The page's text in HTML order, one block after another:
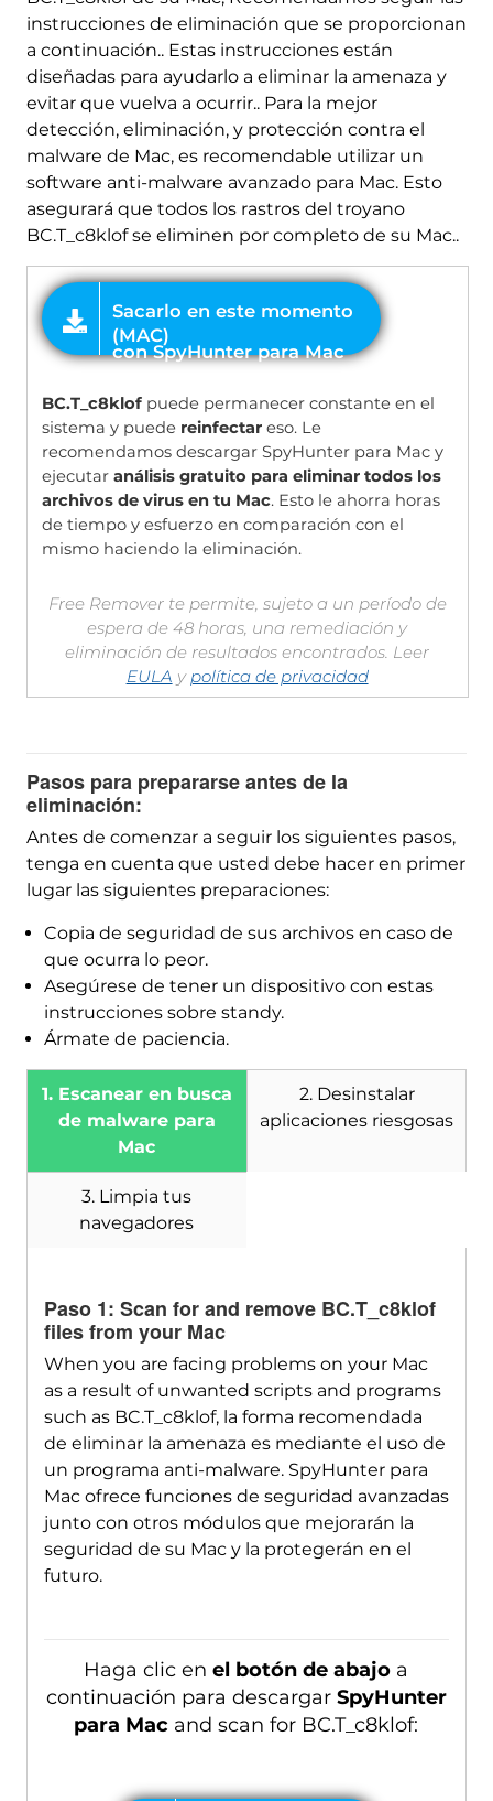
instrucciones de eliminación que se proporcionan
a continuación.. Estas instrucciones están
diseñadas para ayudarlo a eliminar la amenaza y
evitar que vuelva a ocurrir.. Para la mejor
detección, eliminación, y protección contra el
malware de Mac, es recomendable utilizar un
software anti-malware avanzado para Mac. Esto
asegurará que todos los rastros del troyano
BC.T_c8klof se eliminen por completo de su Mac..
con SpyHunter para Mac
BC.T_c8klofpuede permanecer constante en el
sistema y puede reinfectareso. Le
recomendamos descargar SpyHunter para Mac y
ejecutar análisis gratuito para eliminar todos los
archivos de virus en tu Mac. Esto le ahorra horas
de tiempo y esfuerzo en comparación con el
mismo haciendo la eliminación.
Free Remover te permite, sujeto a un período de
espera de 48 horas, una remediación y
eliminación de resultados encontrados. Leer
EULA ypolítica de privacidad
Pasos para prepararse antes de la
eliminación:
Antes de comenzar a seguir los siguientes pasos,
tenga en cuenta que usted debe hacer en primer
lugar las siguientes preparaciones:
Copia de seguridad de sus archivos en caso de
que ocurra lo peor.
Asegúrese de tener un dispositivo con estas
instrucciones sobre standy.
Ármate de paciencia.
1. Escanear en busca
de malware para
Mac
2. Desinstalar
aplicaciones riesgosas
3. Limpia tus
navegadores
Paso 1: Scan for and remove BC.T_c8klof
files from your Mac
When you are facing problems on your Mac
as a result of unwanted scripts and programs
such as BC.T_c8klof, la forma recomendada
de eliminar la amenaza es mediante el uso de
un programa anti-malware. SpyHunter para
Mac ofrece funciones de seguridad avanzadas
junto con otros módulos que mejorarán la
seguridad de su Mac y la protegerán en el
futuro.
Haga clic enel botón de abajo a
continuación para descargar SpyHunter
para Mac and scan for BC.T_c8klof:
Descargar
SpyHunter para Mac